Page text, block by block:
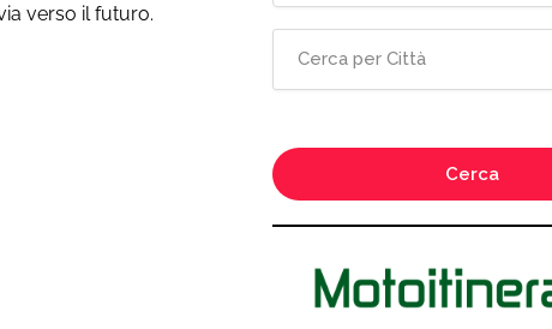
verso il futuro.
Cerca